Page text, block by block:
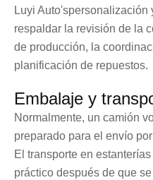
Luyi Auto'spersonalización
respaldar la revisión de la
de producción, la
planificación de repuestos.
Embalaje y
Normalmente, un camión
preparado para el envío
El transporte en
práctico después de que